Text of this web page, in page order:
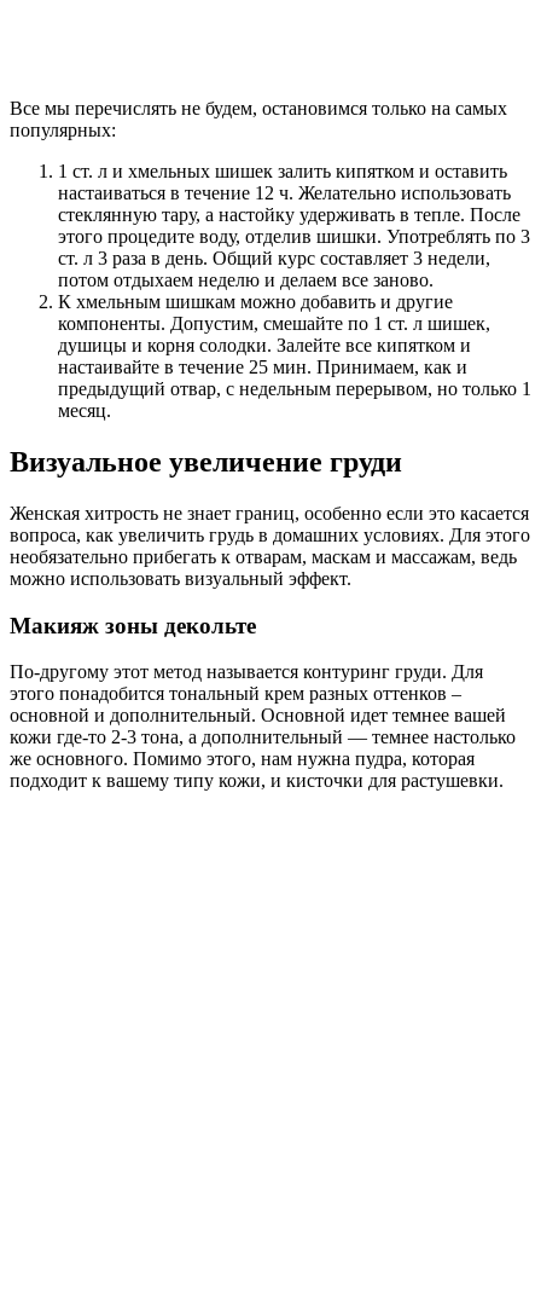
Все мы перечислять не будем, остановимся только на самых
популярных:
1 ст. л и хмельных шишек залить кипятком и оставить
настаиваться в течение 12 ч. Желательно использовать
стеклянную тару, а настойку удерживать в тепле. После
этого процедите воду, отделив шишки. Употреблять по 3
ст. л 3 раза в день. Общий курс составляет 3 недели,
потом отдыхаем неделю и делаем все заново.
К хмельным шишкам можно добавить и другие
компоненты. Допустим, смешайте по 1 ст. л шишек,
душицы и корня солодки. Залейте все кипятком и
настаивайте в течение 25 мин. Принимаем, как и
предыдущий отвар, с недельным перерывом, но только 1
месяц.
Визуальное увеличение груди
Женская хитрость не знает границ, особенно если это касается
вопроса, как увеличить грудь в домашних условиях. Для этого
необязательно прибегать к отварам, маскам и массажам, ведь
можно использовать визуальный эффект.
Макияж зоны декольте
По-другому этот метод называется контуринг груди. Для
этого понадобится тональный крем разных оттенков –
основной и дополнительный. Основной идет темнее вашей
кожи где-то 2-3 тона, а дополнительный — темнее настолько
же основного. Помимо этого, нам нужна пудра, которая
подходит к вашему типу кожи, и кисточки для растушевки.